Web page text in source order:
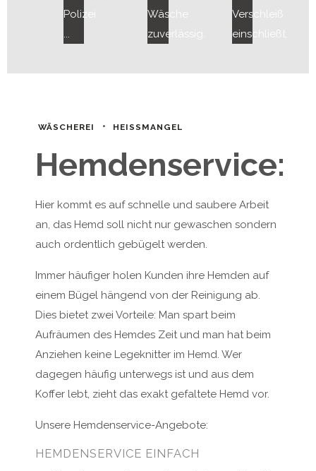
Polizei
...
Wäsche
zuverlässig.
Verschleiß
einschließt.
WÄSCHEREI HEISSMANGEL
Hemdenservice:
Hier kommt es auf schnelle und saubere Arbeit
an, das Hemd soll nicht nur gewaschen sondern
auch ordentlich gebügelt werden.
Immer häufiger holen Kunden ihre Hemden auf
einem Bügel hängend von der Reinigung ab.
Dies bietet zwei Vorteile: Man spart beim
Aufräumen des Hemdes Zeit und man hat beim
Anziehen keine Legeknitter im Hemd. Wer
dagegen häufig unterwegs ist und aus dem
Koffer lebt, zieht das exakt gefaltete Hemd vor.
Unsere Hemdenservice-Angebote:
HEMDENSERVICE EINFACH